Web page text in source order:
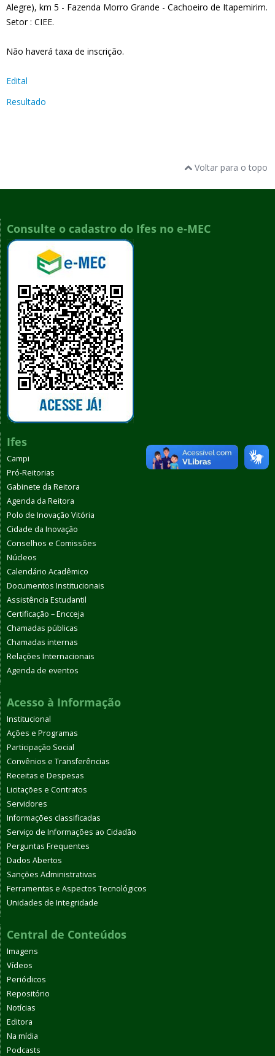
Alegre), km 5 - Fazenda Morro Grande - Cachoeiro de Itapemirim.
Setor : CIEE.
Não haverá taxa de inscrição.
Edital
Resultado
Voltar para o topo
Consulte o cadastro do Ifes no e-MEC
Ifes
Campi
Pró-Reitorias
Gabinete da Reitora
Agenda da Reitora
Polo de Inovação Vitória
Cidade da Inovação
Conselhos e Comissões
Núcleos
Calendário Acadêmico
Documentos Institucionais
Assistência Estudantil
Certificação – Encceja
Chamadas públicas
Chamadas internas
Relações Internacionais
Agenda de eventos
Acesso à Informação
Institucional
Ações e Programas
Participação Social
Convênios e Transferências
Receitas e Despesas
Licitações e Contratos
Servidores
Informações classificadas
Serviço de Informações ao Cidadão
Perguntas Frequentes
Dados Abertos
Sanções Administrativas
Ferramentas e Aspectos Tecnológicos
Unidades de Integridade
Central de Conteúdos
Imagens
Vídeos
Periódicos
Repositório
Notícias
Editora
Na mídia
Podcasts